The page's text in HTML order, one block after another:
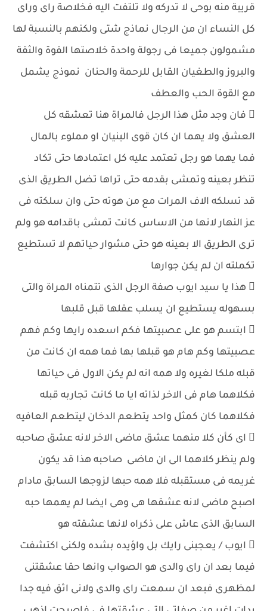
قريبة منه بوحى لا تدركه ولا تلتفت اليه فخلاصة راى وراى
كل النساء ان من الرجال نماذج شتى ولكنهم بالنسبة لها
مشمولون جميعا فى رجولة واحدة خلاصتها القوة والثقة
والبروز والطغيان القابل للرحمة والحنان نموذج يشمل
مع القوة الحب والعطف
 فان وجد مثل هذا الرجل فالمراة هنا تعشقه كل
العشق ولا يهما ان كان قوى البنيان او مملوء بالمال
فما يهما هو رجل تعتمد عليه كل اعتمادها حتى تكاد
تنظر بعينه وتمشى بقدمه حتى تراها تضل الطريق الذى
قد تسلكه الاف المرات مع من هوته حتى وان سلكته فى
عز النهار لانها من الاساس كانت تمشى باقدامه هو ولم
ترى الطريق الا بعينه هو حتى مشوار حياتهم لا تستطيع
تكملته ان لم يكن جوارها
 هذا يا سيد ايوب صفة الرجل الذى تتمناه المراة والتى
بسهوله يستطيع ان يسلب عقلها قبل قلبها
 ابتسم هو على عصبيتها فكم اسعده رايها وكم فهم
عصبيتها وكم هام هو قبلها بها فما همه ان كانت من
قبله ملكا لغيره ولا همه انه لم يكن الاول فى حياتها
فكلاهما هام فى الاخر لذاته ايا ما كانت تجاربه قبله
فكلاهما كان كمثل واحد يتطعم الدخان ليتطعم العافيه
 اى كأن كلا منهما عشق ماضى الاخر لانه عشق صاحبه
ولم ينظر كلاهما الى ان ماضى صاحبه هذا قد يكون
غريمه فى مستقبله فلا همه حبها لزوجها السابق مادام
اصبح ماضى لانه عشقها هى وهى ايضا لم يهمها حبه
السابق الذى عاش على ذكراه لانها عشقته هو
 ايوب / يعجبنى رايك بل واؤيده بشده ولكنى اكتشفت
فيما بعد ان راى والدى هو الصواب وانها حقا عشقتنى
لمظهرى فبعد ان سمعت راى والدى ولانى اثق فيه جدا